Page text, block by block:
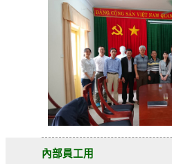
內部員工用